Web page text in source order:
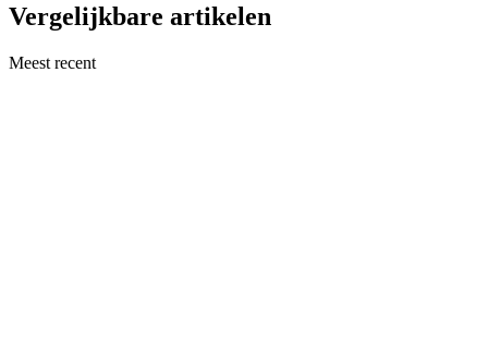
Vergelijkbare artikelen
Meest recent